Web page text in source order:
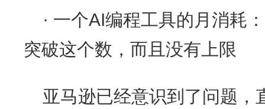
· 一个AI编程工具的月消耗
突破这个数，而且没有上限
亚马逊已经意识到了问题，